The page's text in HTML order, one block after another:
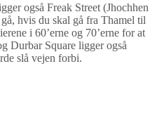
også Freak Street (Jhochhen
hvis du skal gå fra Thamel til
i 60’erne og 70’erne for at
Durbar Square ligger også
slå vejen forbi.